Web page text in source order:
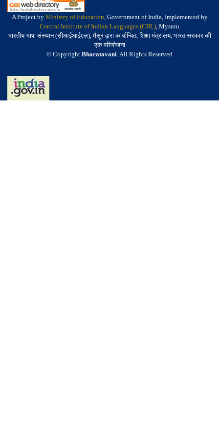
A Project by Ministry of Education, Government of India, Implemented by
Central Institute of Indian Languages (CIIL), Mysuru
भारतीय भाषा संस्थान (सीआईआईएल), मैसूर द्वारा कार्यान्वित, शिक्षा मंत्रालय, भारत सरकार की
एक परियोजना
© Copyright Bharatavani. All Rights Reserved